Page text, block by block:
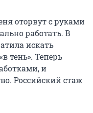
оторвут с руками
работать. В
искать
тень». Теперь
и
Российский стаж